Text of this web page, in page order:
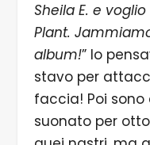
Sheila E. e
Plant.
album!” Io
stavo per
faccia! Poi
suonato per